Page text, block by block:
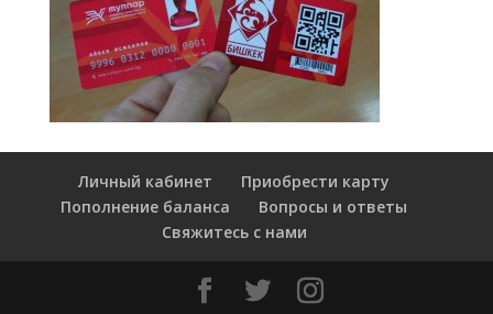
Личный кабинет
Приобрести карту
Пополнение баланса
Вопросы и ответы
Свяжитесь с нами